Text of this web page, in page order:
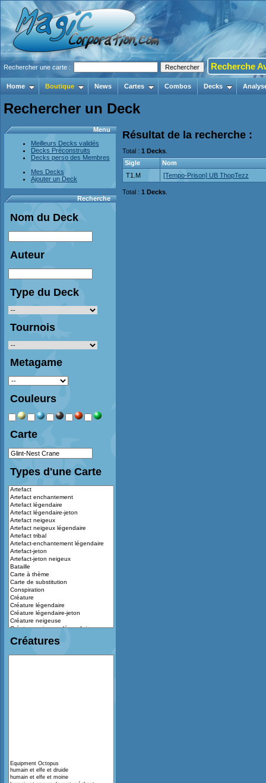
Rechercher une carte : Recherche
Home Boutique News Cartes Combos Decks
Rechercher un Deck
Menu
Meilleurs Decks validés
Decks Préconstruits
Decks perso des Membres
Mes Decks
Ajouter un Deck
Recherche
Nom du Deck
Auteur
Type du Deck
Tournois
Metagame
Couleurs
Carte
Types d'une Carte
Créatures
Résultat de la recherche :
Total : 1 Decks
Sigle
Nom
T1.M
[Tempo-Prison] UB ThopTezz
Total : 1 Decks